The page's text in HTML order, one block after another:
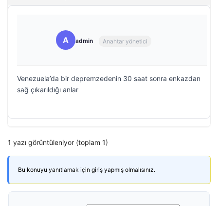
A admin Anahtar yönetici
Venezuela’da bir depremzedenin 30 saat sonra enkazdan
sağ çıkarıldığı anlar
1 yazı görüntüleniyor (toplam 1)
Bu konuyu yanıtlamak için giriş yapmış olmalısınız.